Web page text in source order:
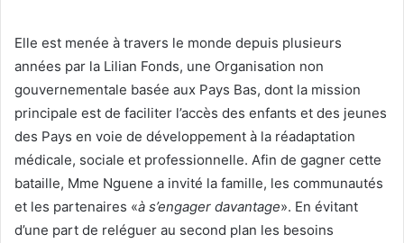
Elle est menée à travers le monde depuis plusieurs
années par la Lilian Fonds, une Organisation non
gouvernementale basée aux Pays Bas, dont la mission
principale est de faciliter l’accès des enfants et des jeunes
des Pays en voie de développement à la réadaptation
médicale, sociale et professionnelle. Afin de gagner cette
bataille, Mme Nguene a invité la famille, les communautés
et les partenaires «à s’engager davantage». En évitant
d’une part de reléguer au second plan les besoins